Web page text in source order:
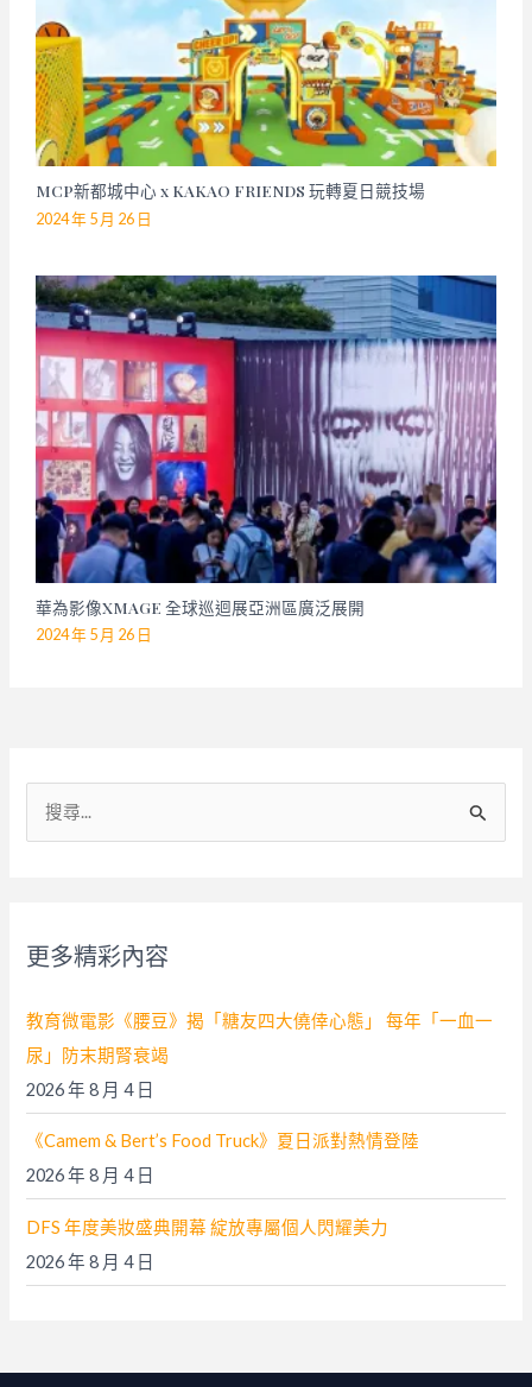
MCP新都城中心 x KAKAO FRIENDS 玩轉夏日競技場
2024 年 5 月 26 日
華為影像XMAGE 全球巡迴展亞洲區廣泛展開
2024 年 5 月 26 日
:
更多精彩內容
教育微電影《腰豆》揭「糖友四大僥倖心態」 每年「一血一
尿」防末期腎衰竭
2026 年 8 月 4 日
《Camem & Bert’s Food Truck》夏日派對熱情登陸
2026 年 8 月 4 日
DFS 年度美妝盛典開幕 綻放專屬個人閃耀美力
2026 年 8 月 4 日